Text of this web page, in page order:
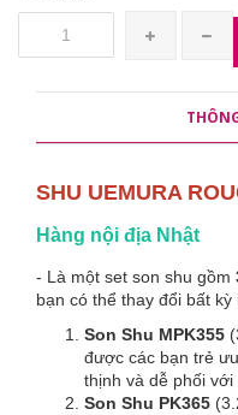
SHU UEMURA
Hàng nội địa Nhật
- Là một set son shu gồm
bạn có thể thay đổi bất kỳ
Son Shu MPK355
được các bạn trẻ
thịnh và dễ phối với
Son Shu PK365